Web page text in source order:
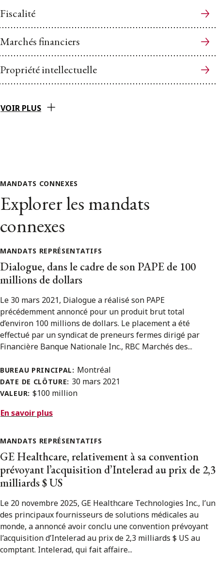
Fiscalité
Marchés financiers
Propriété intellectuelle
VOIR PLUS
MANDATS CONNEXES
Explorer les mandats
connexes
MANDATS REPRÉSENTATIFS
Dialogue, dans le cadre de son PAPE de 100
millions de dollars
Le 30 mars 2021, Dialogue a réalisé son PAPE
précédemment annoncé pour un produit brut total
d’environ 100 millions de dollars. Le placement a été
effectué par un syndicat de preneurs fermes dirigé par
Financière Banque Nationale Inc., RBC Marchés des...
BUREAU PRINCIPAL: Montréal
DATE DE CLÔTURE: 30 mars 2021
VALEUR: $100 million
En savoir plus
MANDATS REPRÉSENTATIFS
GE Healthcare, relativement à sa convention
prévoyant l’acquisition d’Intelerad au prix de 2,3
milliards $ US
Le 20 novembre 2025, GE Healthcare Technologies Inc., l’un
des principaux fournisseurs de solutions médicales au
monde, a annoncé avoir conclu une convention prévoyant
l’acquisition d’Intelerad au prix de 2,3 milliards $ US au
comptant. Intelerad, qui fait affaire...